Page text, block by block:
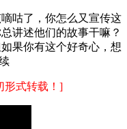
咕了，你怎么又宣传这
讲述他们的故事干嘛？
果你有这个好奇心，想
形式转载！]